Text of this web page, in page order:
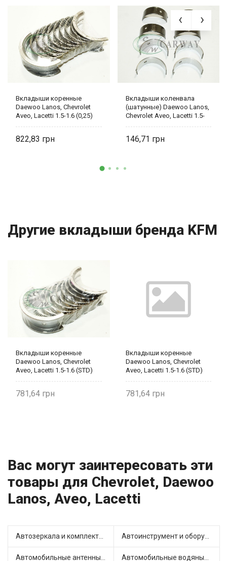
Вкладыши коренные
Daewoo Lanos, Chevrolet
Aveo, Lacetti 1.5-1.6 (0,25)
822,83
Вкладыши коленвала
(шатунные) Daewoo Lanos,
Chevrolet Aveo, Lacetti 1.5-
146,71
Другие вкладыши бренда KFM
Вкладыши коренные
Daewoo Lanos, Chevrolet
Aveo, Lacetti 1.5-1.6 (STD)
781,64
Вкладыши коренные
Daewoo Lanos, Chevrolet
Aveo, Lacetti 1.5-1.6 (STD)
781,64
Вас могут заинтересовать эти
товары для Chevrolet, Daewoo
Lanos, Aveo, Lacetti
Автозеркала и комплектующие (10) Автоинструмент и оборудование (3)
Автомобильные антенны (1) Автомобильные водяные насосы (17)